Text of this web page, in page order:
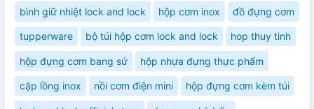
bình giữ nhiệt lock and lock hộp cơm inox đồ đựng cơm
tupperware bộ túi hộp cơm lock and lock hop thuy tinh
hộp đựng cơm bang sứ hộp nhựa đựng thực phẩm
cặp lồng inox nồi cơm điện mini hộp đựng cơm kèm túi